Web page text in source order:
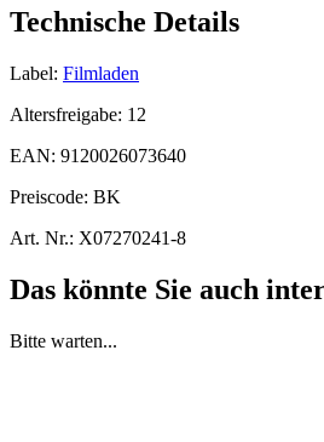
Technische Details
Label: Filmladen
Altersfreigabe: 12
EAN: 9120026073640
Preiscode: BK
Art. Nr.: X07270241-8
Das könnte Sie auch
Bitte warten...